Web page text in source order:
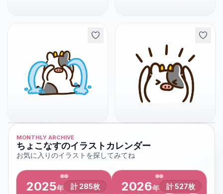
MONTHLY ARCHIVE
ちょこなすのイラストカレンダー
お気に入りのイラストを探してみてね
2025年 計 285枚 2026年 計527枚